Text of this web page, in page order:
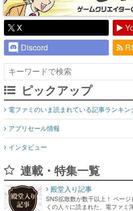
X
Discord
ピックアップ
電ファミのいま読まれている記事ランキン
アプリセール情報
インタビュー
連載・特集一覧
殿堂入り記事
SNS拡散数が数千以上！ ペー
くの人々に読まれた、電ファミ